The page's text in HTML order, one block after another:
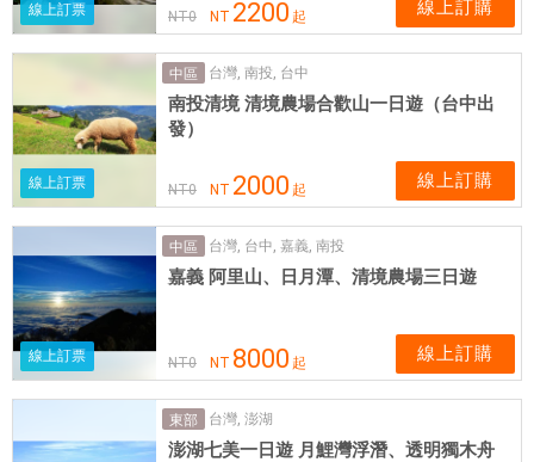
線上訂票 NT0 NT 2200 起 線上訂購
線上訂票
中區 台灣, 南投, 台中
南投清境 清境農場合歡山一日遊（台中出
發）
NT0 NT 2000 起 線上訂購
線上訂票
中區 台灣, 台中, 嘉義, 南投
嘉義 阿里山、日月潭、清境農場三日遊
NT0 NT 8000 起 線上訂購
東部 台灣, 澎湖
澎湖七美一日遊 月鯉灣浮潛、透明獨木舟